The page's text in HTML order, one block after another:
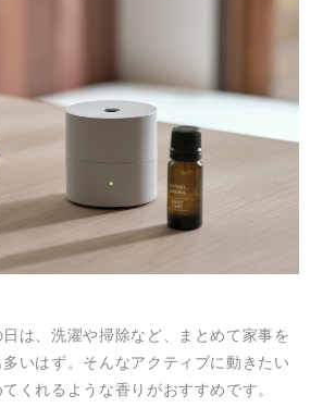
は、洗濯や掃除など、まとめて家事を
いはず。そんなアクティブに動きたい
くれるような香りがおすすめです。